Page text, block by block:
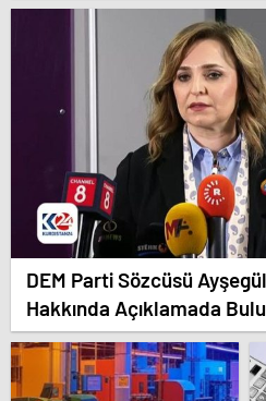
DEM Parti Sözcüsü
Hakkında Açıklamada